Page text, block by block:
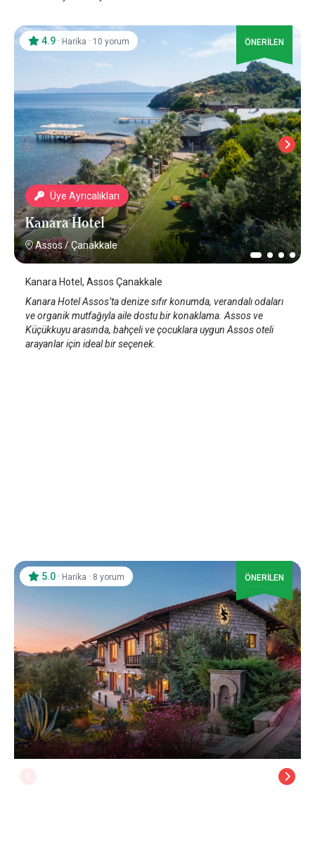
Üye Ayrıcalıkları
Kanara Hotel
Assos/Çanakkale
4.9 · Harika · 10 yorum ÖNERİLEN
Kanara Hotel, Assos Çanakkale
Kanara Hotel Assos’ta denize sıfır konumda, verandalı odaları
ve organik mutfağıyla aile dostu bir konaklama. Assos ve
Küçükkuyu arasında, bahçeli ve çocuklara uygun Assos oteli
arayanlar için ideal bir seçenek.
5.0 · Harika · 8 yorum ÖNERİLEN